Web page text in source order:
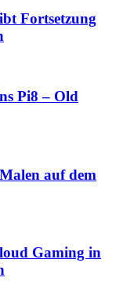
Fortsetzung
Pi8 – Old
auf dem
Gaming in